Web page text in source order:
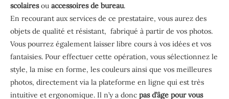
scolairesou accessoires de bureau.
En recourant aux services de ce prestataire, vous aurez des
objets de qualité et résistant, fabriqué à partir de vos photos.
Vous pourrez également laisser libre cours à vos idées et vos
fantaisies. Pour effectuer cette opération, vous sélectionnez le
style, la mise en forme, les couleurs ainsi que vos meilleures
photos, directement via la plateforme en ligne qui est très
intuitive et ergonomique. Il n’y a donc pas d’âge pour vous